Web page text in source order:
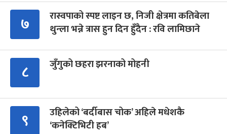
७
रास्वपाको स्पष्ट लाइन छ, निजी क्षेत्रमा कतिबेला
थुन्ला भन्ने त्रास हुन दिन हुँदैन : रवि लामिछाने
८ जुँगुको छहरा झरनाको मोहनी
९
उहिलेको ‘बर्दीबास चोक’ अहिले मधेशकै
‘कनेक्टिभिटी हब’